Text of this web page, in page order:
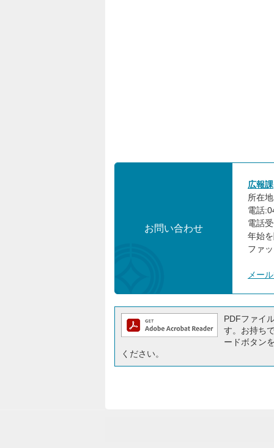
お問い合わせ
広報課
所在
電話
電話
年始
ファ
メー
PDFファイ
す。お持ち
ードボタン
ください。